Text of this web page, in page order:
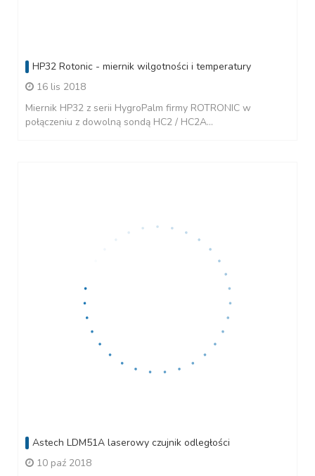
HP32 Rotonic - miernik wilgotności i temperatury
16 lis 2018
Miernik HP32 z serii HygroPalm firmy ROTRONIC w
połączeniu z dowolną sondą HC2 / HC2A...
Astech LDM51A laserowy czujnik odległości
10 paź 2018